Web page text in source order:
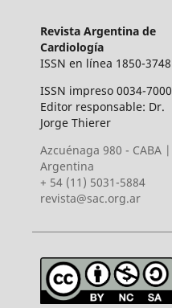
Revista Argentina de
Cardiología
ISSN en línea 1850-3748
ISSN impreso 0034-7000
Editor responsable: Dr.
Jorge Thierer
Azcuénaga 980 - CABA |
Argentina
+ 54 (11) 5031-5884
revista@sac.org.ar